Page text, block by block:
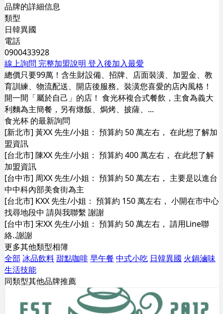
品牌的詳細信息
類型
日韓異國
電話
0900433928
線上詢問 完整加盟說明 登入後加入最愛
總價只要99萬！含生財設備、招牌、店面裝潢、加盟金、教
育訓練、物流配送、開店後服務。裝潢您喜愛的店內風格！
開一間「屬於自己」的店！ 食光杯複合式餐飲，主食為義大
利麵為主簡餐，另有燉飯、焗烤、披薩、...
食光杯 的最新詢問
[新北市] 黃XX 先生/小姐： 預算約 50 萬左右， 在此想了解加
盟資訊
[台北市] 陳XX 先生/小姐： 預算約 400 萬左右， 在此想了解
加盟資訊
[台中市] 周XX 先生/小姐： 預算約 50 萬左右， 主要是以進台
中中科內部美食街為主
[台北市] KXX 先生/小姐： 預算約 150 萬左右， 小開在市中心
找尋地段中 請與我聯繫 謝謝
[台中市] 宋XX 先生/小姐： 預算約 50 萬左右， 請用Line聯
絡..謝謝
更多其他類型相簿
全部 冰品飲料甜點咖啡早午餐 中式小吃 日韓異國 火鍋滷味
生活技能
同類型其他品牌推薦